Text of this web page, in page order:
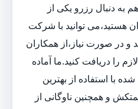
به دنبال رزرو یکی از
هستید،می توانید با شرکت
و در صورت نیاز،از همکاران
را دریافت کنید.ما آماده
با استفاده از بهترین
و همچنین ناوگانی از